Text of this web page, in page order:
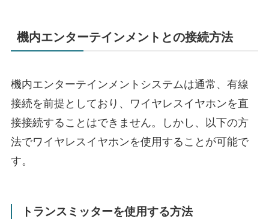
機内エンターテインメントとの接続方法
機内エンターテインメントシステムは通常、有線
接続を前提としており、ワイヤレスイヤホンを直
接接続することはできません。​しかし、以下の方
法でワイヤレスイヤホンを使用することが可能で
す。
トランスミッターを使用する方法